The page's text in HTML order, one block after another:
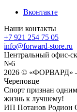
Вконтакте
Наши контакты
+7 921 254 75 05
info@forward-store.ru
Центральный офис-
№6
2026 © «ФОРВАРД» —
Череповце
Спорт признан
жизнь к лучшему!
ИП Потанов Родион